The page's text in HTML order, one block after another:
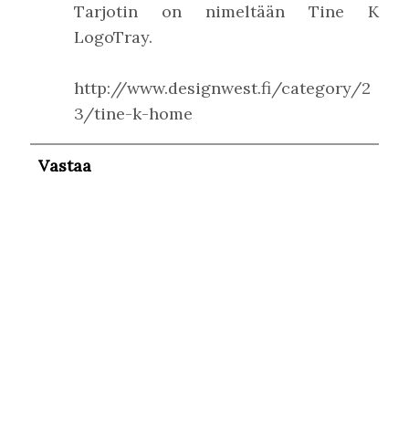
Tarjotin on nimeltään Tine K
LogoTray.
http://www.designwest.fi/category/2
3/tine-k-home
Vastaa